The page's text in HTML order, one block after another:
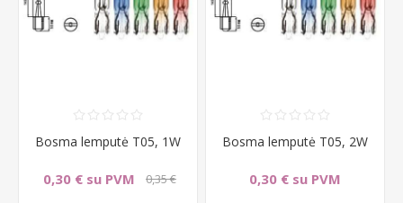
Bosma lemputė T05, 1W
0,30 € su PVM
0,35 €
Bosma lemputė T05, 2W
0,30 € su PVM